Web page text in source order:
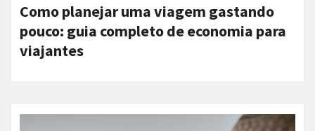
Como planejar uma viagem gastando
pouco: guia completo de economia para
viajantes